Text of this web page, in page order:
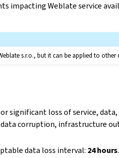
impacting Weblate service
s.r.o., but it can be applied to
significant loss of service,
corruption, infrastructure
data loss interval: 24 hours.